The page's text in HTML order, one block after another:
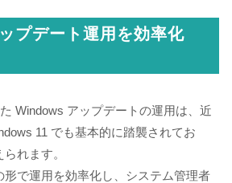
プデート運用を効率化
Windows アップデートの運用は、近
11 でも基本的に踏襲されてお
れます。
形で運用を効率化し、システム管理者